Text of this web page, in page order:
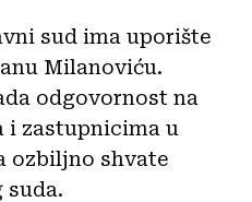
sud ima uporište
Milanoviću.
odgovornost na
zastupnicima u
ozbiljno shvate
suda.